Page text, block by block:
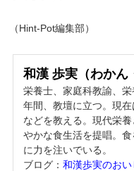
（Hint-Pot編集部）
和漢 歩実（わかん
栄養士、家庭科教諭、
年間、教壇に立つ。現
などを教える。現代栄
やかな食生活を提唱。
に力を注いでいる。
ブログ： 和漢歩実のお